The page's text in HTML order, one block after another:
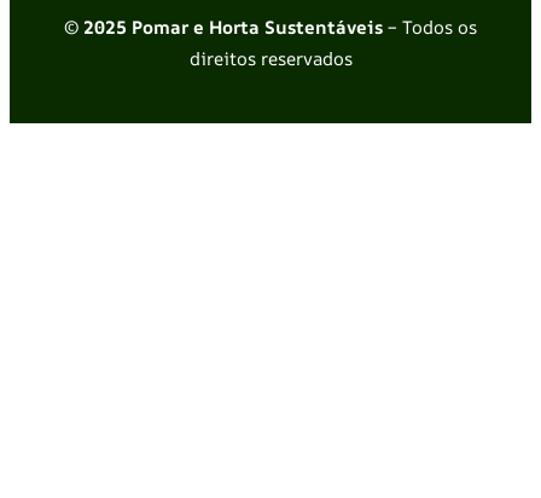
© 2025 Pomar e Horta Sustentáveis– Todos os
direitos reservados